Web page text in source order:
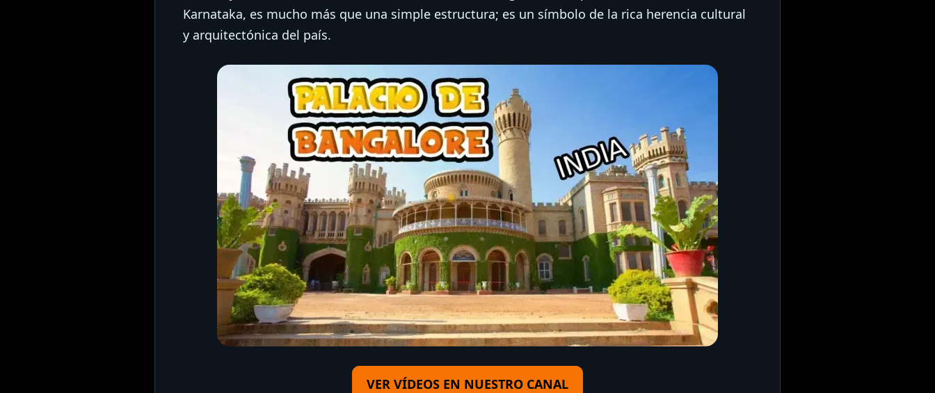
Karnataka, es mucho más que una simple estructura; es un símbolo de la rica herencia cultural
y arquitectónica del país.
VER VÍDEOS EN NUESTRO CANAL